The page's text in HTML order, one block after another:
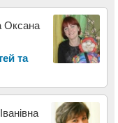
Оксана
та